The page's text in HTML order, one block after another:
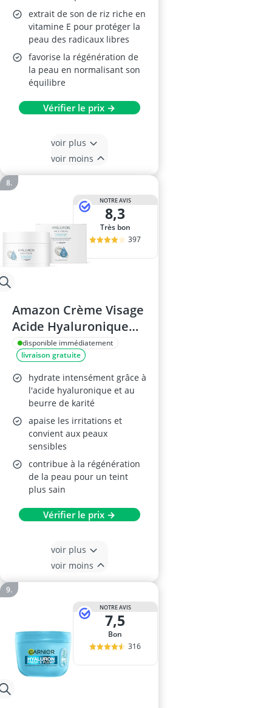
extrait de son de riz riche en
vitamine E pour protéger la
peau des radicaux libres
favorise la régénération de
la peau en normalisant son
équilibre
Vérifier le prix →
voir plus
voir moins
NOTRE AVIS
8,3
Très bon
397
Amazon Crème Visage
Acide Hyaluronique
50ml
disponible immédiatement
livraison gratuite
hydrate intensément grâce à
l'acide hyaluronique et au
beurre de karité
apaise les irritations et
convient aux peaux
sensibles
contribue à la régénération
de la peau pour un teint
plus sain
Vérifier le prix →
voir plus
voir moins
NOTRE AVIS
7,5
Bon
316